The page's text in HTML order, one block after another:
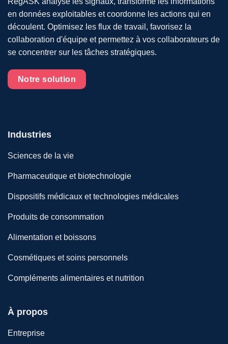
en données exploitables et coordonne les actions qui en
découlent. Optimisez les flux de travail, favorisez la
collaboration d'équipe et permettez à vos collaborateurs de
se concentrer sur les tâches stratégiques.
Notre solution
Industries
Sciences de la vie
Pharmaceutique et biotechnologie
Dispositifs médicaux et technologies médicales
Produits de consommation
Alimentation et boissons
Cosmétiques et soins personnels
Compléments alimentaires et nutrition
À propos
Entreprise